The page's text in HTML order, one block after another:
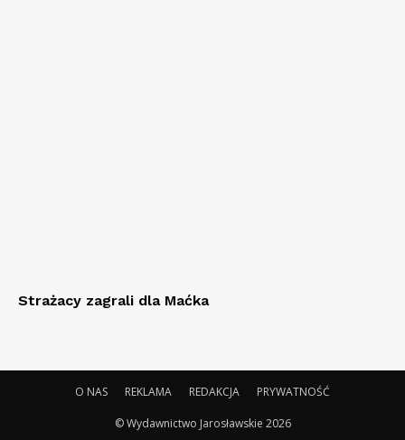
Strażacy zagrali dla Maćka
O NAS REKLAMA REDAKCJA PRYWATNOŚĆ
© Wydawnictwo Jarosławskie 2026